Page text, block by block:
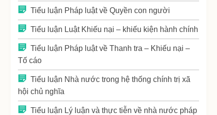
Tiểu luận Pháp luật về Quyền con người
Tiểu luận Luật Khiếu nại – khiếu kiện hành chính
Tiểu luận Pháp luật về Thanh tra – Khiếu nại –
Tố cáo
Tiểu luận Nhà nước trong hệ thống chính trị xã
hội chủ nghĩa
Tiểu luận Lý luận và thực tiễn về nhà nước pháp